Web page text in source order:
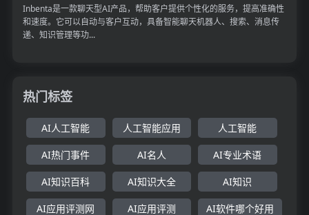
Inbenta是一款聊天型AI产品，帮助客户提供个性化的服务，提高准确性
和速度。它可以自动与客户互动，具备智能聊天机器人、搜索、消息传
递、知识管理等功...
热门标签
AI人工智能 人工智能应用 人工智能
AI热门事件 AI名人 AI专业术语
AI知识百科 AI知识大全 AI知识
AI应用评测网 AI应用评测 AI软件哪个好用